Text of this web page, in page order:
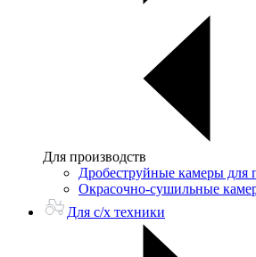
Для производств
Дробеструйные камеры для
Окрасочно-сушильные
Для с/х техники